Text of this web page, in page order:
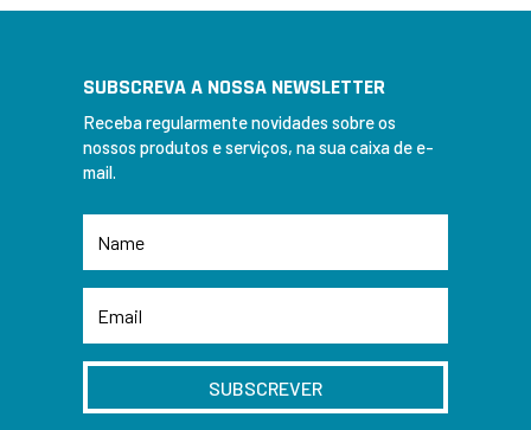
SUBSCREVA A NOSSA NEWSLETTER
Receba regularmente novidades sobre os
nossos produtos e serviços, na sua caixa de e-
mail.
SUBSCREVER